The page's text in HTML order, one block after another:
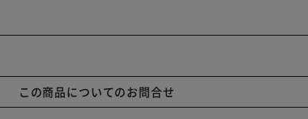
この商品についてのお問合せ